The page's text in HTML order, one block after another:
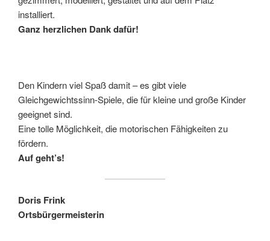
installiert.
Ganz herzlichen Dank dafür!
Den Kindern viel Spaß damit – es gibt viele
Gleichgewichtssinn-Spiele, die für kleine und große Kinder
geeignet sind.
Eine tolle Möglichkeit, die motorischen Fähigkeiten zu
fördern.
Auf geht’s!
Doris Frink
Ortsbürgermeisterin